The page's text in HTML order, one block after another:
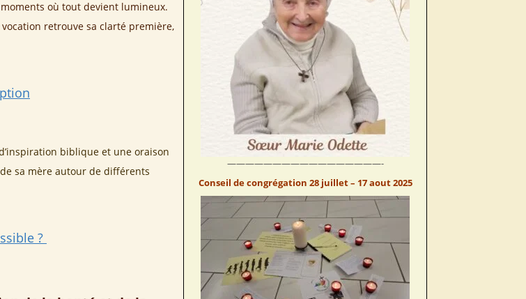
moments où tout devient lumineux.
retrouve sa clarté première,
biblique et une oraison
sa mère autour de différents
?
—————————————————-
Conseil de congrégation 28 juillet – 17 aout 2025